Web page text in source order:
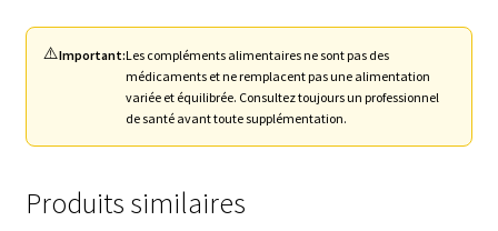
⚠️Important:Les compléments alimentaires ne sont pas des
médicaments et ne remplacent pas une alimentation
variée et équilibrée. Consultez toujours un professionnel
de santé avant toute supplémentation.
Produits similaires